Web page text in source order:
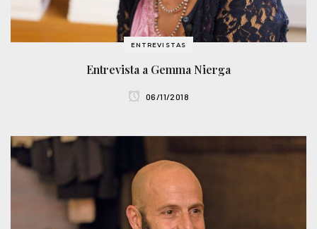
ENTREVISTAS
Entrevista a Gemma Nierga
06/11/2018